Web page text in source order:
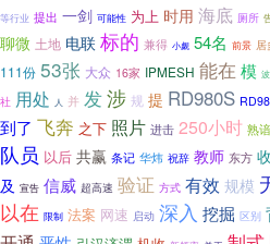
等行业 提出 一剑 可能性 为上 时用 海底 厕所
聊微 土地 电联 标的 兼得 小觑 54名 前景 居
111份 53张 大众 16家 IPMESH 能在 模 波
社 用处 人 并 发涉 规 提 RD980S
到了 飞奔 之下 照片 进击 250小时 熟谙
队员 以后 共赢 条记 华炜 祝辞 教师 东方
及 宣告 信威 超高速 验证 方式 有效 规模
以在 限制 法案 网速 启动 深入 挖掘 区别